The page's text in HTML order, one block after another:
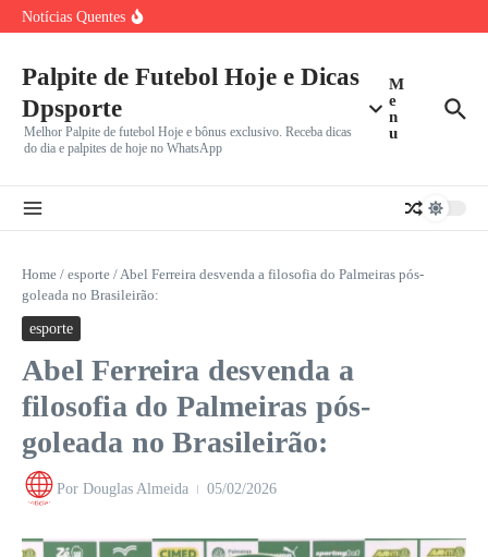
Ir para o conteúdo
Notícias Quentes
Americana: Clubes Decidem
Foco Entre
Palpite de Futebol Hoje e Dicas
Dpsporte
Melhor Palpite de futebol Hoje e bônus exclusivo. Receba dicas
do dia e palpites de hoje no WhatsApp
M
e
n
u
Home / esporte /Abel Ferreira desvenda a filosofia do Palmeiras pós-
goleada no Brasileirão:
esporte
Abel Ferreira desvenda a
filosofia do Palmeiras pós-
goleada no Brasileirão:
Por Douglas Almeida 05/02/2026